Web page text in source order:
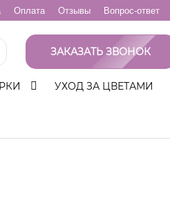
Оплата Отзывы Вопрос-ответ
ЗАКАЗАТЬ ЗВОНОК
УХОД ЗА ЦВЕТАМИ